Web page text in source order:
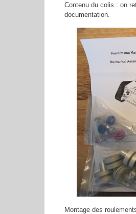
Contenu du colis : on
documentation.
Montage des